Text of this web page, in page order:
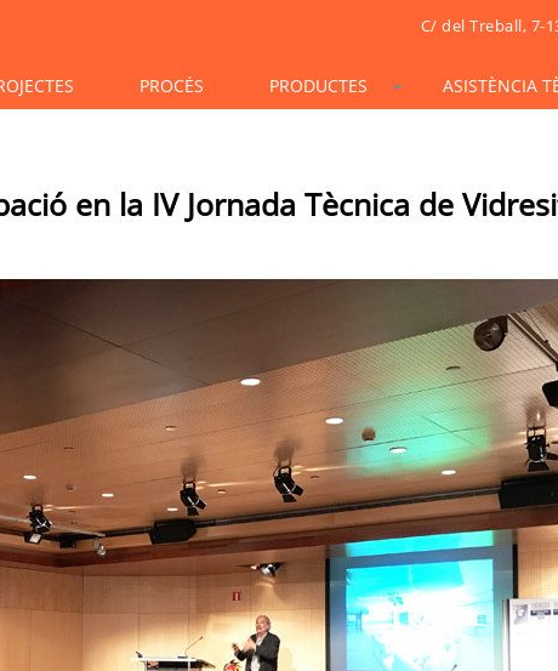
C/ del Treball, 7-
PROCÉS PRODUCTES ASISTÈNCIA
en la IV Jornada Tècnica de